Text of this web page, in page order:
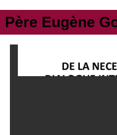
Père Eugène